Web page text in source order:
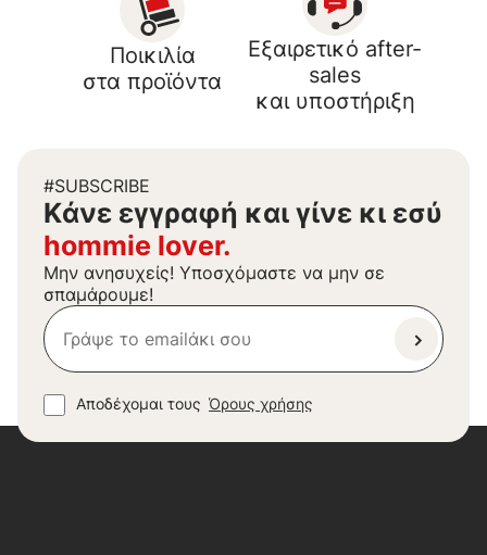
Ποικιλία
στα προϊόντα
Εξαιρετικό after-
sales
και υποστήριξη
#SUBSCRIBE
Kάνε εγγραφή και γίνε κι εσύ
hommie lover.
Μην ανησυχείς! Υποσχόμαστε να μην σε
σπαμάρουμε!
Αποδέχομαι τους Όρους χρήσης